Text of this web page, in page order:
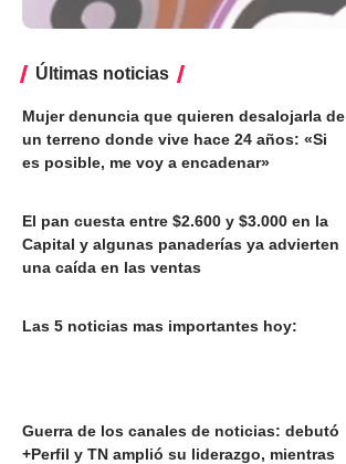
Últimas noticias
Mujer denuncia que quieren desalojarla de
un terreno donde vive hace 24 años: «Si
es posible, me voy a encadenar»
El pan cuesta entre $2.600 y $3.000 en la
Capital y algunas panaderías ya advierten
una caída en las ventas
Las 5 noticias mas importantes hoy:
Guerra de los canales de noticias: debutó
+Perfil y TN amplió su liderazgo, mientras